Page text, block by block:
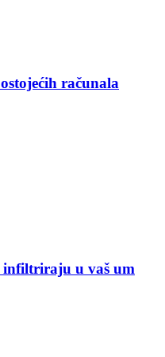
računala
infiltriraju u vaš um